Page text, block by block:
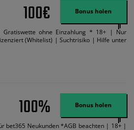
100€ Bonus holen
Gratiswette ohne Einzahlung * 18+ | Nur
(Whitelist) | Suchtrisiko | Hilfe unter
100% Bonus holen
bet365 Neukunden *AGB beachten | 18+ |